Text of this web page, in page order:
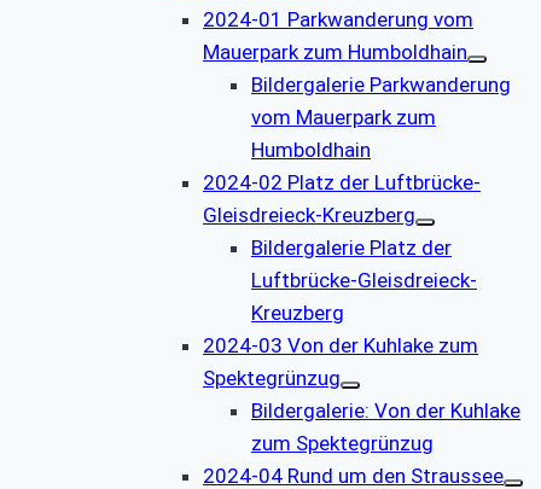
2024-01 Parkwanderung vom
Mauerpark zum Humboldhain
Bildergalerie Parkwanderung
vom Mauerpark zum
Humboldhain
2024-02 Platz der Luftbrücke-
Gleisdreieck-Kreuzberg
Bildergalerie Platz der
Luftbrücke-Gleisdreieck-
Kreuzberg
2024-03 Von der Kuhlake zum
Spektegrünzug
Bildergalerie: Von der Kuhlake
zum Spektegrünzug
2024-04 Rund um den Straussee